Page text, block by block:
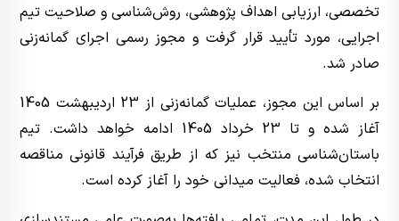
تخصصی، ارزیابی اهداف پژوهشی، روش‌شناسی و صلاحیت تیم
اجرایی، مورد تأیید قرار گرفت و مجوز رسمی اجرای گمانه‌زنی
صادر شد.
بر اساس این مجوز، عملیات گمانه‌زنی از 23 اردیبهشت 1405
آغاز شده و تا 23 خرداد 1405 ادامه خواهد داشت. تیم
باستان‌شناسی منتخب نیز که از طریق فرآیند قانونی مناقصه
انتخاب شده، فعالیت میدانی خود را آغاز کرده است.